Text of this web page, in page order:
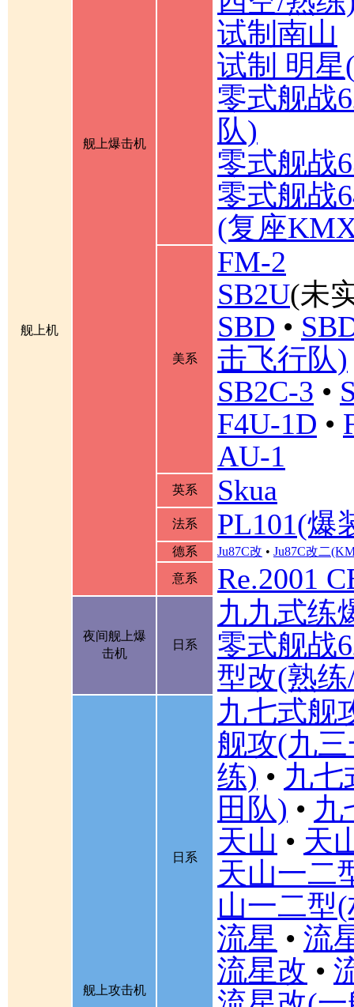
舰上机
舰上爆击机
试制南山
试制 明
零式舰战
队)
零式舰战
零式舰战
(复座
美系
FM-2
SB2U(未
SBD •
击飞行队)
SB2C-3 •
F4U-1D •
AU-1
英系 Skua
法系 PL101(爆
德系 Ju87C改 • Ju87C改二
意系
Re.2001
夜间舰上爆
击机
日系
九九式练
零式舰战
型改(熟
舰上攻击机
日系
九七式舰
舰攻(九
练) • 九七
田队) • 九
天山 • 天
天山一二
山一二型
流星 • 流
流星改 •